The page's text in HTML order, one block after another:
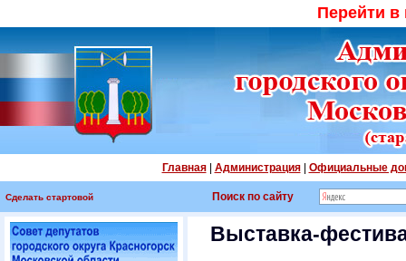
Перейти
Главная| Администрация| Официальные
Сделать стартовой Поиск по сайту
Выставка-